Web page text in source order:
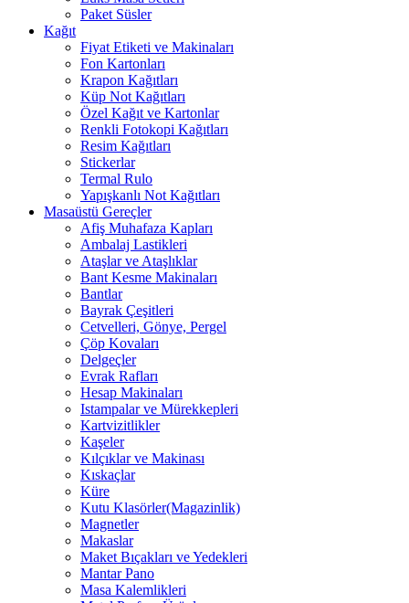
Paket Süsler
Kağıt
Fiyat Etiketi ve Makinaları
Fon Kartonları
Krapon Kağıtları
Küp Not Kağıtları
Özel Kağıt ve Kartonlar
Renkli Fotokopi Kağıtları
Resim Kağıtları
Stickerlar
Termal Rulo
Yapışkanlı Not Kağıtları
Masaüstü Gereçler
Afiş Muhafaza Kapları
Ambalaj Lastikleri
Ataşlar ve Ataşlıklar
Bant Kesme Makinaları
Bantlar
Bayrak Çeşitleri
Cetvelleri, Gönye, Pergel
Çöp Kovaları
Delgeçler
Evrak Rafları
Hesap Makinaları
Istampalar ve Mürekkepleri
Kartvizitlikler
Kaşeler
Kılçıklar ve Makinası
Kıskaçlar
Küre
Kutu Klasörler(Magazinlik)
Magnetler
Makaslar
Maket Bıçakları ve Yedekleri
Mantar Pano
Masa Kalemlikleri